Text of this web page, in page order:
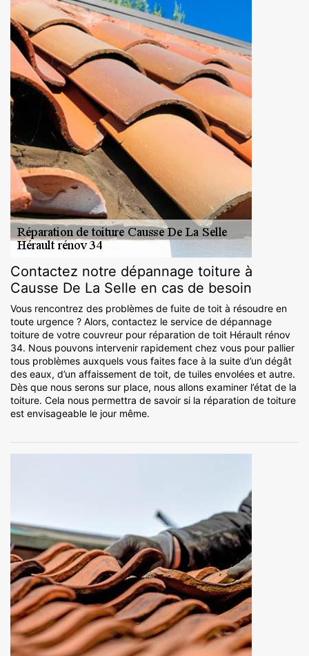
Contactez notre dépannage toiture à
Causse De La Selle en cas de besoin
Vous rencontrez des problèmes de fuite de toit à résoudre en
toute urgence ? Alors, contactez le service de dépannage
toiture de votre couvreur pour réparation de toit Hérault rénov
34. Nous pouvons intervenir rapidement chez vous pour pallier
tous problèmes auxquels vous faites face à la suite d’un dégât
des eaux, d’un affaissement de toit, de tuiles envolées et autre.
Dès que nous serons sur place, nous allons examiner l’état de la
toiture. Cela nous permettra de savoir si la réparation de toiture
est envisageable le jour même.